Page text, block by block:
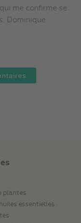
me confirme se
Dominique
plantes
essentielles